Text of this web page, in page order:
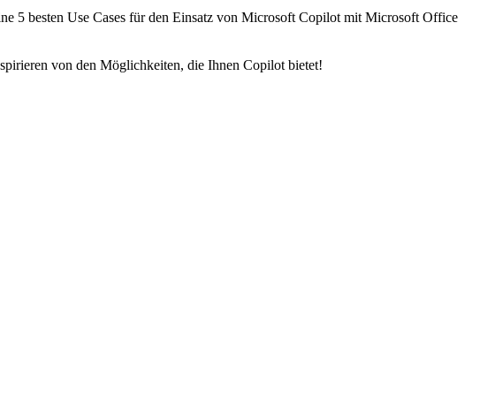
5 besten Use Cases für den Einsatz von Microsoft Copilot mit Microsoft Office
von den Möglichkeiten, die Ihnen Copilot bietet!